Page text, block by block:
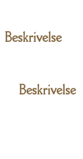
Beskrivelse
Beskrivelse